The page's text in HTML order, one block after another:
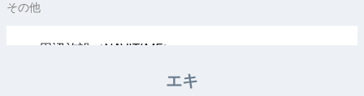
その他
周辺施設（NAVITIME）
エキ